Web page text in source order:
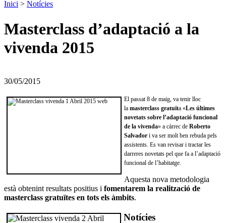
Inici > Notícies
Masterclass d’adaptació a la
vivenda 2015
30/05/2015
El passat 8 de maig, va tenir lloc
la masterclass gratuïta «Les últimes
novetats sobre l’adaptació funcional
de la vivenda» a càrrec de Roberto
Salvador i va ser molt ben rebuda pels
assistents. Es van revisar i tractar les
darreres novetats pel que fa a l’adaptació
funcional de l’habitatge.
Aquesta nova metodologia
està obtenint resultats positius i fomentarem la realització de
masterclass gratuïtes en tots els àmbits.
Notícies